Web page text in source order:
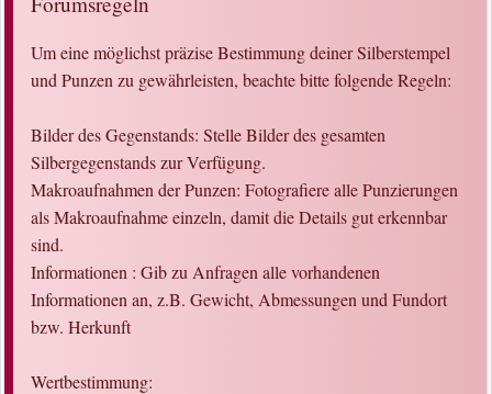
Um eine möglichst präzise Bestimmung deiner Silberstempel
und Punzen zu gewährleisten, beachte bitte folgende Regeln:
Bilder des Gegenstands: Stelle Bilder des gesamten
Silbergegenstands zur Verfügung.
Makroaufnahmen der Punzen: Fotografiere alle Punzierungen
als Makroaufnahme einzeln, damit die Details gut erkennbar
sind.
Informationen : Gib zu Anfragen alle vorhandenen
Informationen an, z.B. Gewicht, Abmessungen und Fundort
bzw. Herkunft
Wertbestimmung: